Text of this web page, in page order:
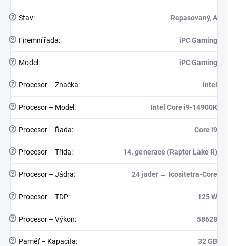
? Stav: Repasovaný, A
? Firemní řada: iPC Gaming
? Model : iPC Gaming
? Procesor – Značka: Intel
? Procesor – Model : Intel Core i9-14900K
? Procesor – Řada: Core i9
? Procesor – Třída: 14. generace (Raptor Lake R)
? Procesor – Jádra: 24 jader → Icositetra-Core
? Procesor – TDP: 125 W
? Procesor – Výkon: 58628
? Paměť – Kapacita: 32 GB